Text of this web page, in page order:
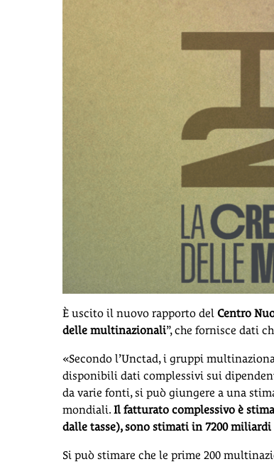
È uscito il nuovo rapporto del Centro
delle multinazionali”, che fornisce dati
«Secondo l’Unctad, i gruppi
disponibili dati complessivi sui
da varie fonti, si può giungere a una
mondiali. Il fatturato complessivo è
dalle tasse), sono stimati in 7200
Si può stimare che le prime 200